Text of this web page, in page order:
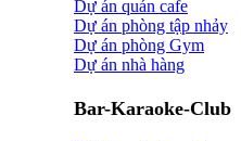
Dự án quán cafe
Dự án phòng tập nhảy
Dự án phòng Gym
Dự án nhà hàng
Bar-Karaoke-Club